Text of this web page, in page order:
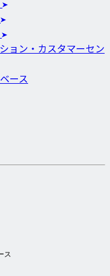
ョン・カスタマーセン
ース
ス